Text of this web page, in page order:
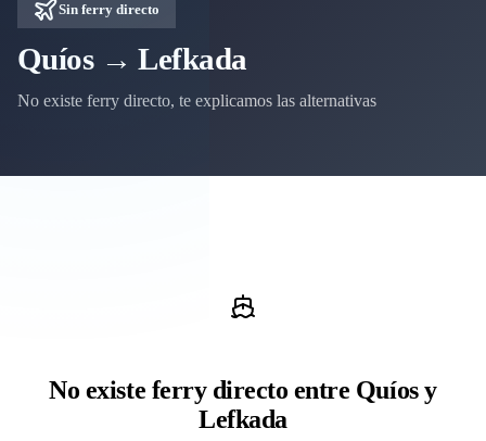
Sin ferry directo
Quíos → Lefkada
No existe ferry directo, te explicamos las alternativas
No existe ferry directo entre Quíos y
Lefkada